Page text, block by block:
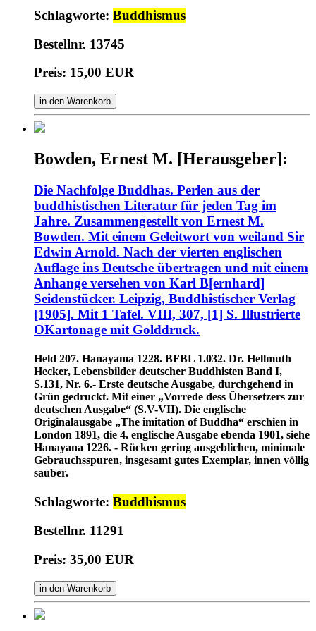
Schlagworte: Buddhismus
Bestellnr. 13745
Preis: 15,00 EUR
in den Warenkorb
Bowden, Ernest M. [Herausgeber]:
Die Nachfolge Buddhas. Perlen aus der
buddhistischen Literatur für jeden Tag im
Jahre. Zusammengestellt von Ernest M.
Bowden. Mit einem Geleitwort von weiland Sir
Edwin Arnold. Nach der vierten englischen
Auflage ins Deutsche übertragen und mit einem
Anhange versehen von Karl B[ernhard]
Seidenstücker. Leipzig, Buddhistischer Verlag
[1905]. Mit 1 Tafel. VIII, 307, [1] S. Illustrierte
OKartonage mit Golddruck.
Held 207. Hanayama 1228. BFBL 1.032. Dr. Hellmuth
Hecker, Lebensbilder deutscher Buddhisten Band I,
S.131, Nr. 6.- Erste deutsche Ausgabe, durchgehend in
Grün gedruckt. Mit einer „Vorrede dess Übersetzers zur
deutschen Ausgabe“ (S.V-VII). Die englische
Originalausgabe „The imitation of Buddha“ erschien in
London 1891, die 4. englische Ausgabe ebenda 1901, siehe
Hanayana 1226. - Rücken gering ausgeblichen, minimale
Gebrauchsspuren, insgesamt gutes Exemplar, innen völlig
sauber.
Schlagworte: Buddhismus
Bestellnr. 11291
Preis: 35,00 EUR
in den Warenkorb